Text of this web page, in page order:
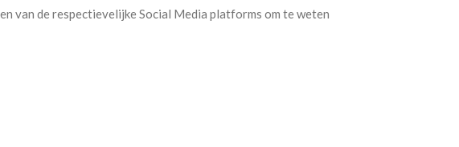
van de respectievelijke Social Media platforms om te weten